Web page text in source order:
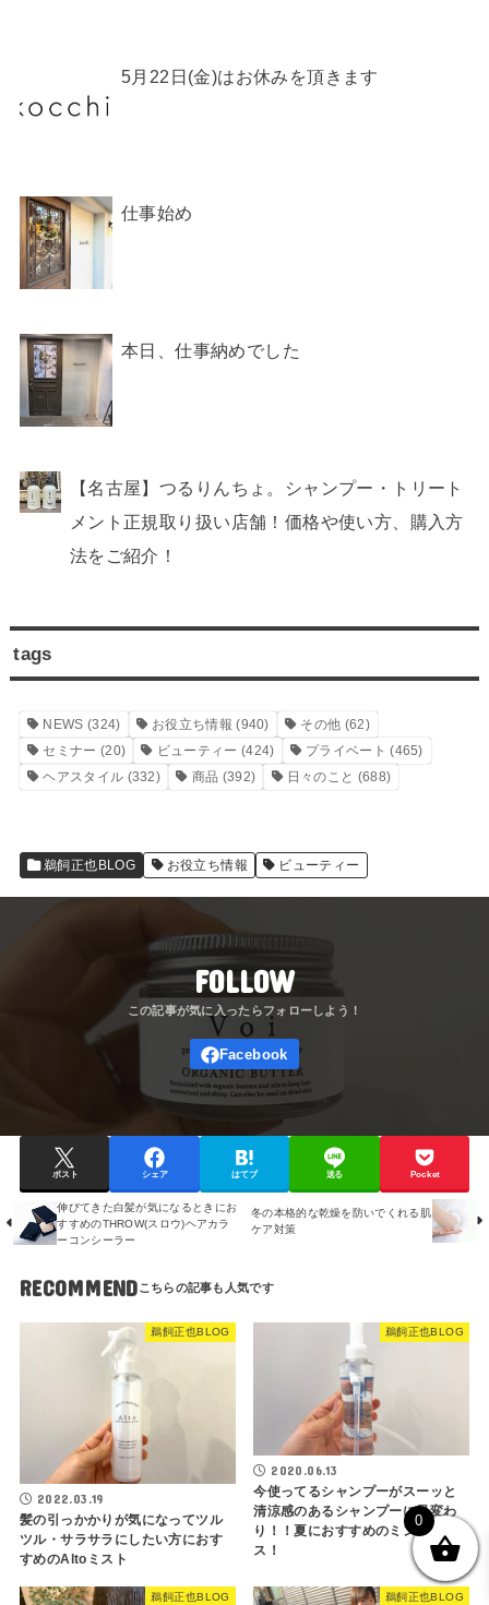
5月22日(金)はお休みを頂きます
仕事始め
本日、仕事納めでした
【名古屋】つるりんちょ。シャンプー・トリート
メント正規取り扱い店舗！価格や使い方、購入方
法をご紹介！
tags
NEWS (324) お役立ち情報 (940) その他 (62)
セミナー (20) ビューティー (424) プライベート (465)
ヘアスタイル (332) 商品 (392) 日々のこと (688)
鵜飼正也BLOG お役立ち情報 ビューティー
FOLLOW
ポスト シェア はてブ 送る Pocket
伸びてきた白髪が気になるときにお
すすめのTHROW(スロウ)ヘアカラ
ーコンシーラー
冬の本格的な乾燥を防いでくれる肌
ケア対策
RECOMMEND
鵜飼正也BLOG
2022.03.19
髪の引っかかりが気になってツル
ツル・サラサラにしたい方におす
すめのAltoミスト
鵜飼正也BLOG
2020.06.13
今使ってるシャンプーがスーッと
清涼感のあるシャンプーに早変わ
り！！夏におすすめのミントプラ
ス！
鵜飼正也BLOG 鵜飼正也BLOG
0